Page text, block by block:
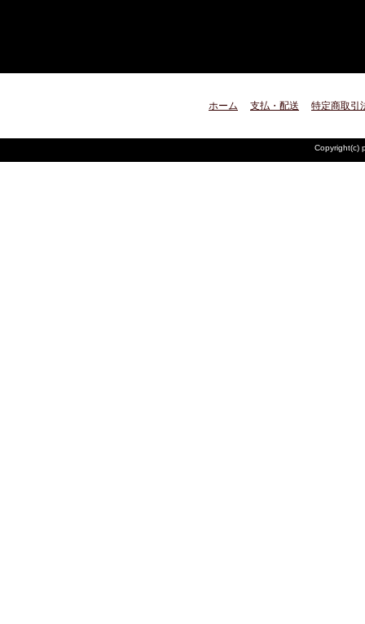
ホーム 支払・配送 特定商取引
Copyright(c)